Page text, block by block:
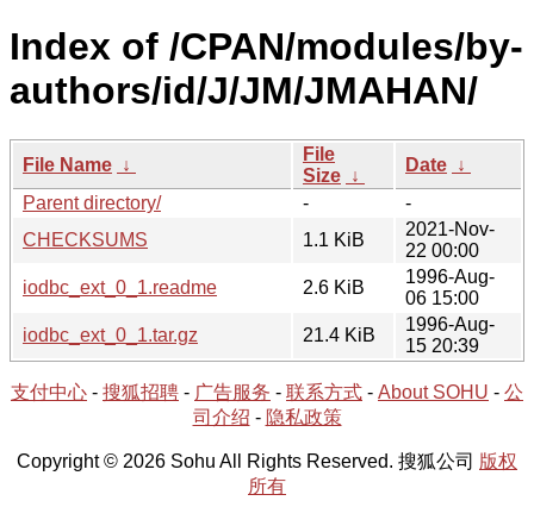
Index of /CPAN/modules/by-
authors/id/J/JM/JMAHAN/
File Name ↓
File
Size ↓
Date ↓
Parent directory/
-
-
CHECKSUMS
1.1 KiB
2021-Nov-
22 00:00
iodbc_ext_0_1.readme
2.6 KiB
1996-Aug-
06 15:00
iodbc_ext_0_1.tar.gz
21.4 KiB
1996-Aug-
15 20:39
支付中心 - 搜狐招聘 - 广告服务 - 联系方式 - About SOHU - 公
司介绍 - 隐私政策
Copyright © 2026 Sohu All Rights Reserved. 搜狐公司 版权
所有